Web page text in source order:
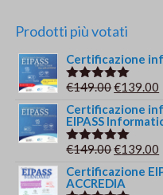
Prodotti più votati
Certificazione
Valutato
€149.00Il
prezzo
originale
era:
€139.00
Certificazione
EIPASS
Valutato
€149.00Il
prezzo
originale
€139.00
Certificazione
ACCREDIA